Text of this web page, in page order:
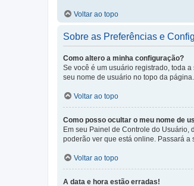
Voltar ao topo
Sobre as Preferências e
Como altero a minha configuração?
Se você é um usuário registrado, toda
seu nome de usuário no topo da
Voltar ao topo
Como posso ocultar o meu nome de
Em seu Painel de Controle do Usuário,
poderão ver que está online. Passará a
Voltar ao topo
A data e hora estão erradas!